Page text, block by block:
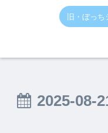
旧・ぼっち
2025-08-